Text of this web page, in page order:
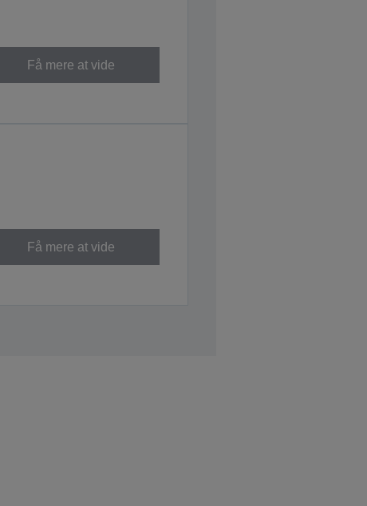
Få mere at vide
Få mere at vide